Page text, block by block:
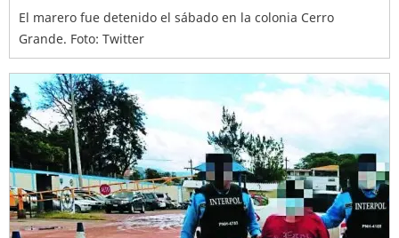
El marero fue detenido el sábado en la colonia Cerro
Grande. Foto: Twitter